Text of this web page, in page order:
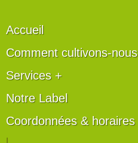
Accueil
Comment cultivons-nous
Services +
Notre Label
Coordonnées & horaires